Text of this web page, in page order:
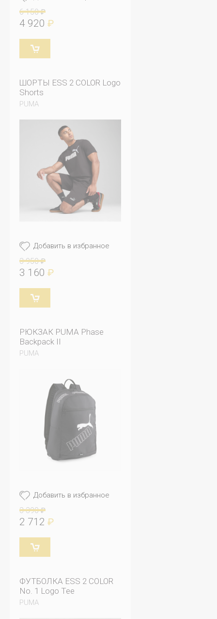
6 150 ₽
4 920 ₽
ШОРТЫ ESS 2 COLOR Logo
Shorts
PUMA
Добавить в избранное
3 950 ₽
3 160 ₽
РЮКЗАК PUMA Phase
Backpack II
PUMA
Добавить в избранное
3 390 ₽
2 712 ₽
ФУТБОЛКА ESS 2 COLOR
No. 1 Logo Tee
PUMA